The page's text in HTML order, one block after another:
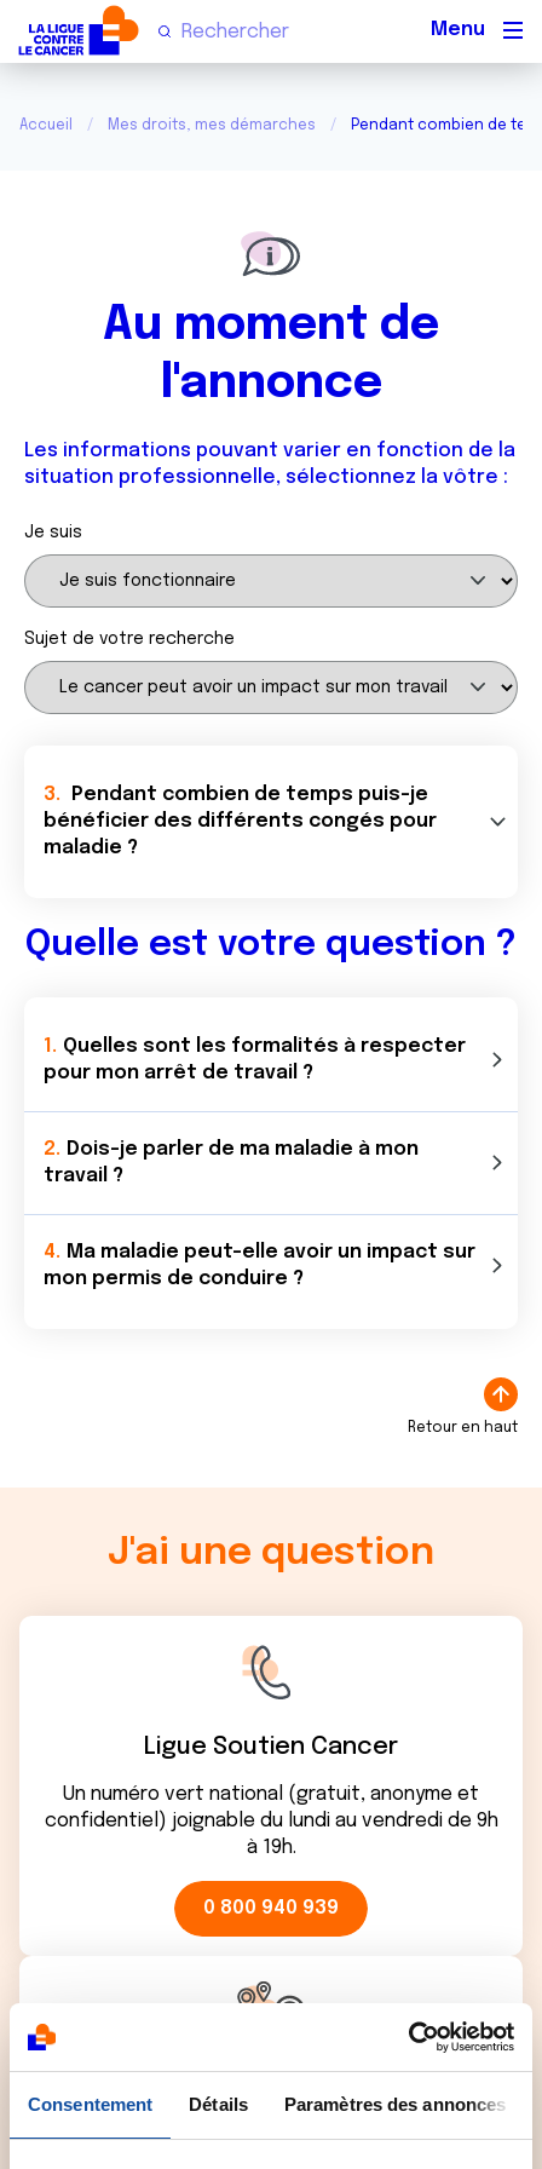
Consentement Détails Paramètres des annonces
Accueil Mes droits, mes démarches Pendant combien de
Au moment de
l'annonce
Les informations pouvant varier en fonction de la
situation professionnelle, sélectionnez la vôtre :
Je suis
Sujet de votre recherche
Quelles sont les formalités à respecter
pour mon arrêt de travail ?
Dois-je parler de ma maladie à mon
travail ?
Ma maladie peut-elle avoir un impact sur
mon permis de conduire ?
Quelle est votre question ?
Pendant combien de temps puis-je
bénéficier des différents congés pour
maladie ?
Retour en haut
J'ai une question
Ligue Soutien Cancer
Un numéro vert national (gratuit, anonyme et
confidentiel) joignable du lundi au vendredi de 9h
à 19h.
0 800 940 939
Contactez le comité départemental de la Ligue